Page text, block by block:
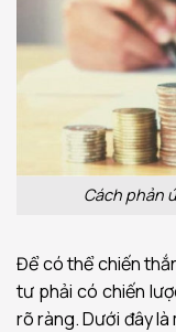
Cách phản
Để có thể chiến
tư phải có chiến
rõ ràng. Dưới đây